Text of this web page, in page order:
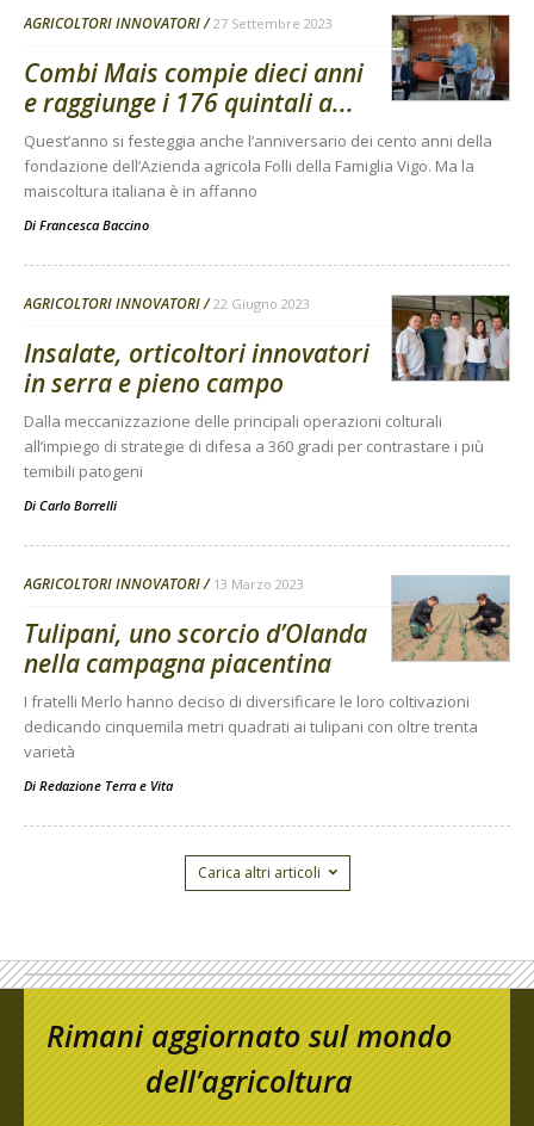
AGRICOLTORI INNOVATORI 27 Settembre 2023
Combi Mais compie dieci anni
e raggiunge i 176 quintali a...
Quest’anno si festeggia anche l’anniversario dei cento anni della
fondazione dell’Azienda agricola Folli della Famiglia Vigo. Ma la
maiscoltura italiana è in affanno
Di Francesca Baccino
AGRICOLTORI INNOVATORI 22 Giugno 2023
Insalate, orticoltori innovatori
in serra e pieno campo
Dalla meccanizzazione delle principali operazioni colturali
all’impiego di strategie di difesa a 360 gradi per contrastare i più
temibili patogeni
Di Carlo Borrelli
AGRICOLTORI INNOVATORI 13 Marzo 2023
Tulipani, uno scorcio d’Olanda
nella campagna piacentina
I fratelli Merlo hanno deciso di diversificare le loro coltivazioni
dedicando cinquemila metri quadrati ai tulipani con oltre trenta
varietà
Di Redazione Terra e Vita
Carica altri articoli
Rimani aggiornato sul mondo
dell’agricoltura